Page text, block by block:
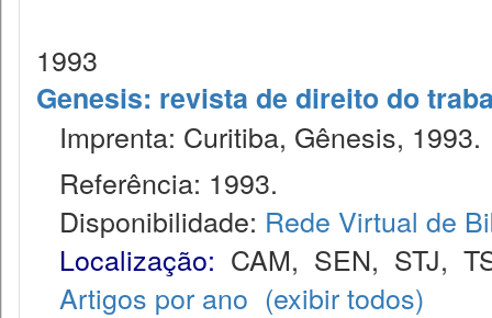
1993
Genesis: revista de direito do
Imprenta: Curitiba, Gênesis, 1993.
Referência: 1993.
Disponibilidade: Rede Virtual de
Localização: CAM, SEN, STJ,
Artigos por ano (exibir todos)